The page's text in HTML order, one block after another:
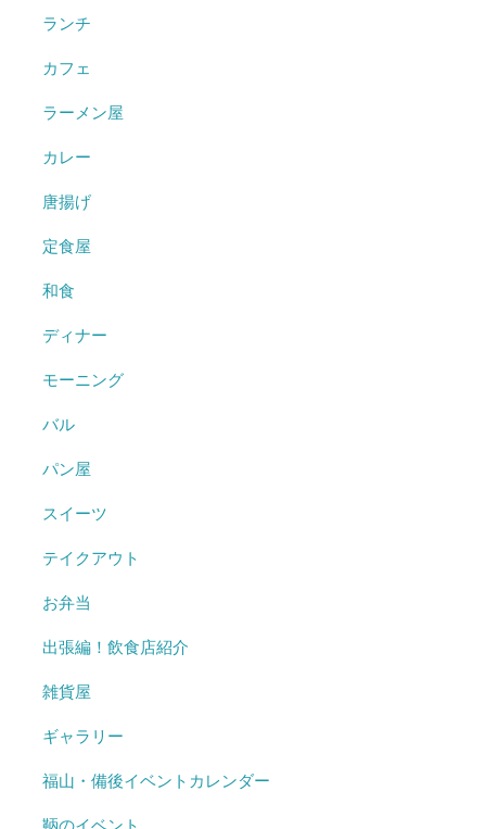
ランチ
カフェ
ラーメン屋
カレー
唐揚げ
定食屋
和食
ディナー
モーニング
バル
パン屋
スイーツ
テイクアウト
お弁当
出張編！飲食店紹介
雑貨屋
ギャラリー
福山・備後イベントカレンダー
鞆のイベント